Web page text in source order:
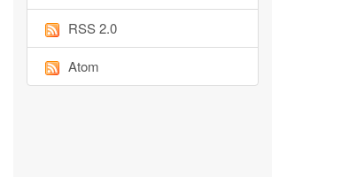
RSS 2.0
Atom